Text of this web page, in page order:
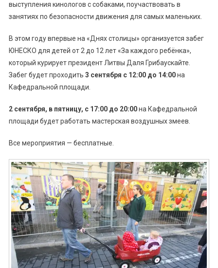
выступления кинологов с собаками, поучаствовать в
занятиях по безопасности движения для самых маленьких.
В этом году впервые на «Днях столицы» организуется забег
ЮНЕСКО для детей от 2 до 12 лет «За каждого ребёнка»,
который курирует президент Литвы Даля Грибаускайте.
Забег будет проходить 3 сентября с 12:00 до 14:00на
Кафедральной площади.
2 сентября, в пятницу, с 17:00 до 20:00на Кафедральной
площади будет работать мастерская воздушных змеев.
Все мероприятия — бесплатные.